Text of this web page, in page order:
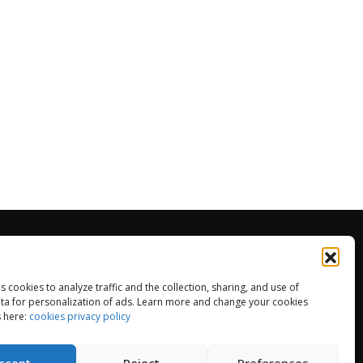
cookies to analyze traffic and the collection, sharing, and use of
for personalization of ads. Learn more and change your cookies
here: cookies privacy policy
Sklepu
zwrotów
plików cookies (UK)